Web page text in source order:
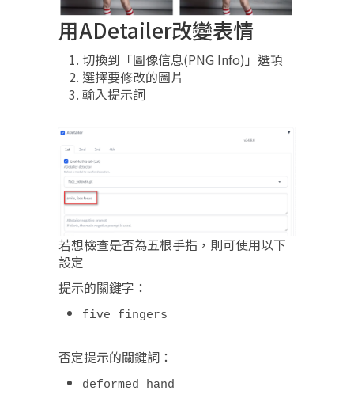
用ADetailer改變表情
切換到「圖像信息(PNG Info)」選項
選擇要修改的圖片
輸入提示詞
若想檢查是否為五根手指，則可使用以下
設定
提示的關鍵字：
five fingers
否定提示的關鍵詞：
deformed hand